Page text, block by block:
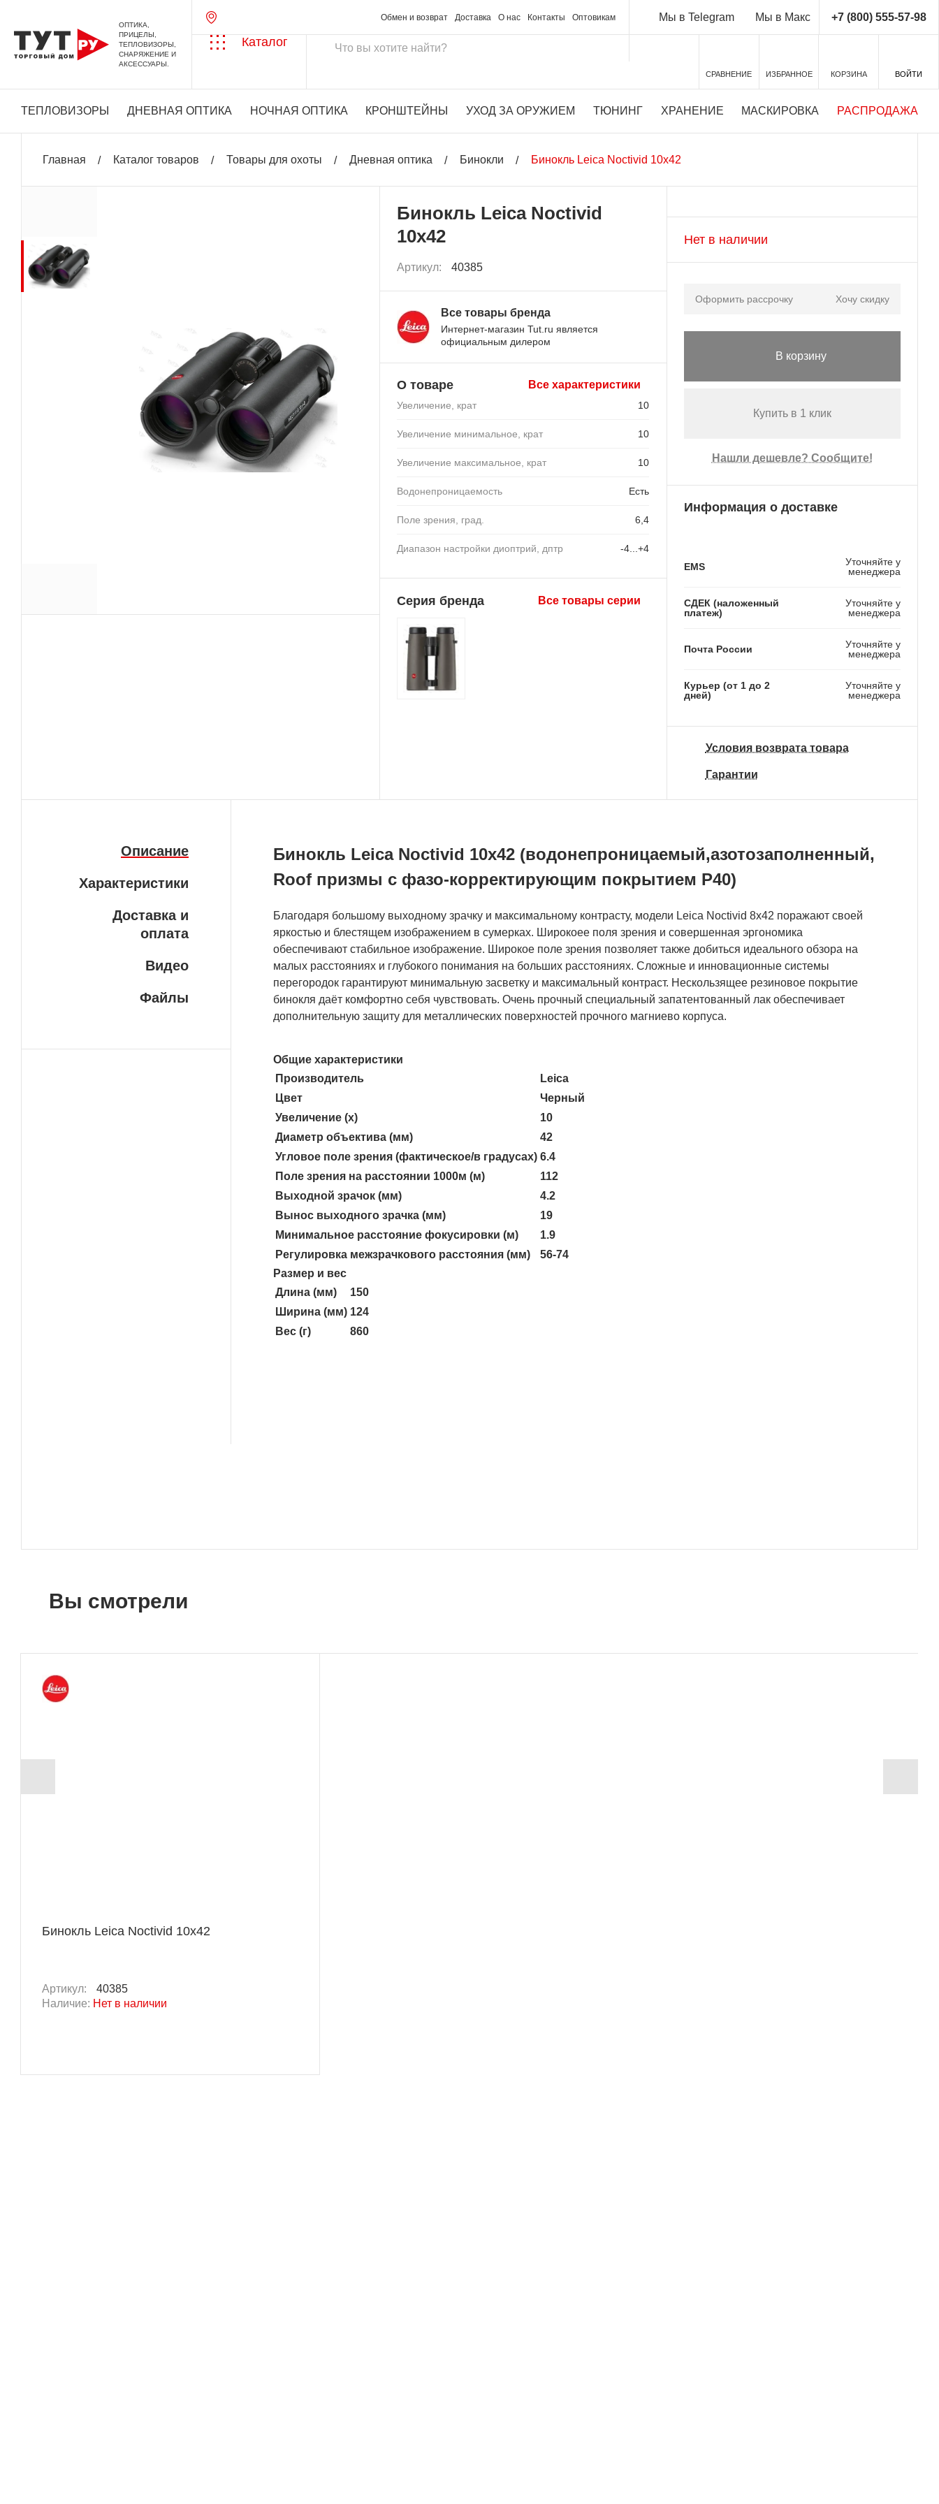
ОПТИКА,
ПРИЦЕЛЫ,
ТЕПЛОВИЗОРЫ,
СНАРЯЖЕНИЕ И
АКСЕССУАРЫ.
Обмен и возврат Доставка О нас Контакты Оптовикам Мы в Telegram Мы в Макс +7 (800) 555-57-98
Каталог
СРАВНЕНИЕ ИЗБРАННОЕ КОРЗИНА ВОЙТИ
ТЕПЛОВИЗОРЫ ДНЕВНАЯ ОПТИКА НОЧНАЯ ОПТИКА КРОНШТЕЙНЫ УХОД ЗА ОРУЖИЕМ ТЮНИНГ ХРАНЕНИЕ МАСКИРОВКА РАСПРОДАЖА
Главная Каталог товаров Товары для охоты Дневная оптика Бинокли Бинокль Leica Noctivid 10x42
Бинокль Leica Noctivid
10x42
Артикул: 40385
Все товары бренда
Интернет-магазин Tut.ru является
официальным дилером
О товаре Все характеристики
Увеличение, крат 10
Увеличение минимальное, крат 10
Увеличение максимальное, крат 10
Водонепроницаемость Есть
Поле зрения, град. 6,4
Диапазон настройки диоптрий, дптр -4...+4
Серия бренда Все товары серии
Нет в наличии
Оформить рассрочку Хочу скидку
В корзину
Купить в 1 клик
Нашли дешевле? Сообщите!
Информация о доставке
EMS
Уточняйте у
менеджера
СДЕК (наложенный
платеж)
Уточняйте у
менеджера
Почта России
Уточняйте у
менеджера
Курьер (от 1 до 2
дней)
Уточняйте у
менеджера
Условия возврата товара
Гарантии
Описание
Характеристики
Доставка и
оплата
Видео
Файлы
Бинокль Leica Noctivid 10x42 (водонепроницаемый,азотозаполненный,
Roof призмы с фазо-корректирующим покрытием Р40)
Благодаря большому выходному зрачку и максимальному контрасту, модели Leica Noctivid 8х42 поражают своей
яркостью и блестящем изображением в сумерках. Широкоее поля зрения и совершенная эргономика
обеспечивают стабильное изображение. Широкое поле зрения позволяет также добиться идеального обзора на
малых расстояниях и глубокого понимания на больших расстояниях. Сложные и инновационные системы
перегородок гарантируют минимальную засветку и максимальный контраст. Нескользящее резиновое покрытие
бинокля даёт комфортно себя чувствовать. Очень прочный специальный запатентованный лак обеспечивает
дополнительную защиту для металлических поверхностей прочного магниево корпуса.
Общие характеристики
Производитель
Leica
Цвет
Черный
Увеличение (x)
10
Диаметр объектива (мм)
42
Угловое поле зрения (фактическое/в градусах) 6.4
Поле зрения на расстоянии 1000м (м)
112
Выходной зрачок (мм)
4.2
Вынос выходного зрачка (мм)
19
Минимальное расстояние фокусировки (м)
1.9
Регулировка межзрачкового расстояния (мм)
56-74
Размер и вес
Длина (мм)
150
Ширина (мм) 124
Вес (г)
860
Вы смотрели
Бинокль Leica Noctivid 10x42
Артикул:
40385
Наличие: Нет в наличии